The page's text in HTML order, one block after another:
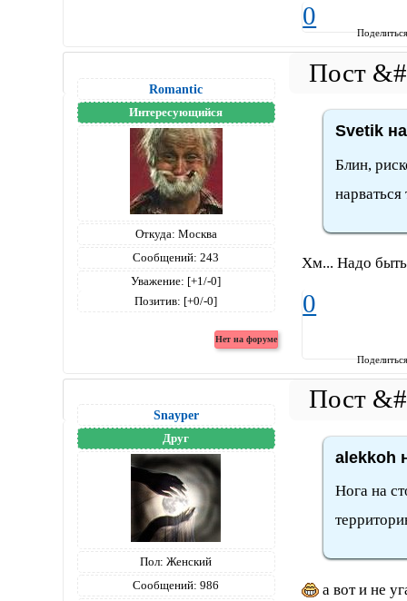
0
Romantic
Интересующийся
Откуда: Москва
Сообщений: 243
Уважение: [+1/-0]
Позитив: [+0/-0]
Svetik
Блин,
Хм... Надо
0
Snayper
Друг
Пол: Женский
Сообщений: 986
alekkoh
Нога на
а вот и не